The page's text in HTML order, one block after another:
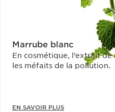
Marrube blanc
En cosmétique, l’extrait
les méfaits de la pollution.
EN SAVOIR PLUS